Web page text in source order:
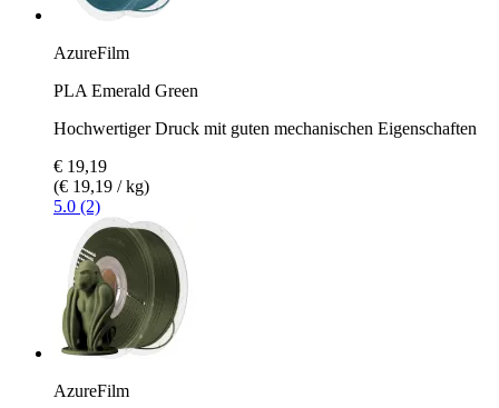
AzureFilm
PLA Emerald Green
Hochwertiger Druck mit guten mechanischen Eigenschaften
€ 19,19
(€ 19,19 / kg)
5.0 (2)
AzureFilm